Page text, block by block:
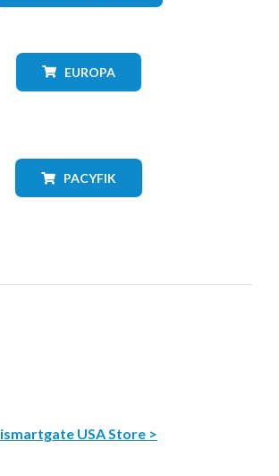
EUROPA
PACYFIK
ismartgate USA Store >